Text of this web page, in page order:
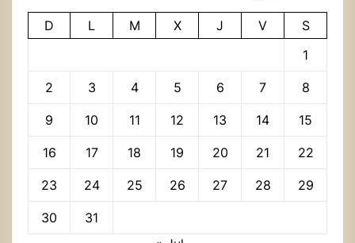
D L M X J V
S
1
2 3 4 5 6 7 8
9 10 11 12 13 14 15
16 17 18 19 20 21 22
23 24 25 26 27 28 29
30
31